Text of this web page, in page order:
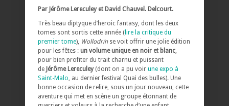
Par Jérôme Lereculey et David Chauvel. Delcourt.
Très beau diptyque d’heroic fantasy, dont les deux
tomes sont sortis cette année ( lire la critique du
premier tome), Wollodrïnse voit offrir une jolie édition
pour les fêtes : un volume unique en noir et blanc
pour bien profiter du trait charnu et puissant
de Jérôme Lereculey(dont on a pu voir une expo à
Saint-Malo , au dernier festival Quai des bulles). Une
bonne occasion de relire, sous un jour nouveau, cette
aventure qui met en scène un groupe étonnant de